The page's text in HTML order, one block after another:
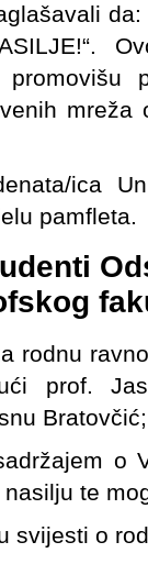
da:
mreža
ica
pamfleta.
rodnu
prof.
Bratovčić;
o
te
svijesti o